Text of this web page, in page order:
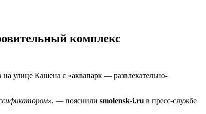
комплекс
улице Кашена с «аквапарк — развлекательно-
, — пояснили smolensk-i.ru в пресс-службе